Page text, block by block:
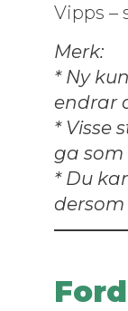
Vipps –
Merk:
* Ny
endrar
* Visse
ga
* Du
der­som